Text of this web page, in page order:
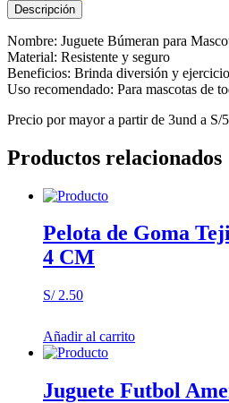
Descripción
Nombre: Juguete Búmeran para
Material: Resistente y seguro
Beneficios: Brinda diversión y ejercicio
Uso recomendado: Para mascotas de
Precio por mayor a partir de 3und a S/
Productos relacionados
Pelota de Goma
4 CM
S/2.50
Añadir al carrito
Juguete Futbol